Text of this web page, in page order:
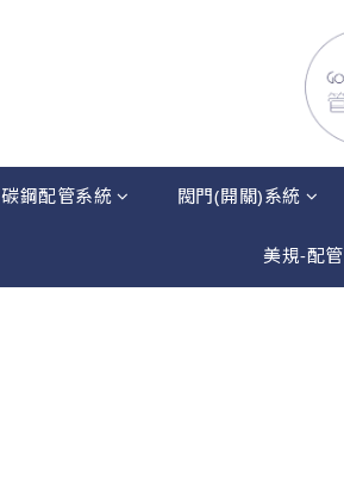
碳鋼配管系統 閥門(開關)系統
美規-配管